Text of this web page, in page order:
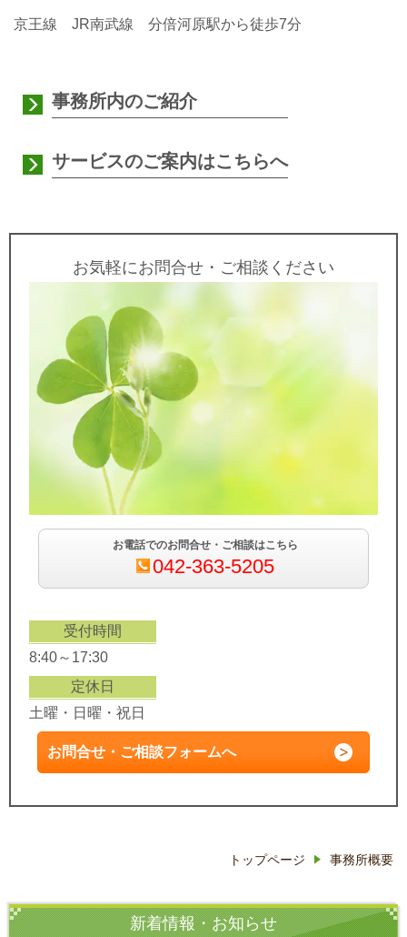
京王線 JR南武線 分倍河原駅から徒歩7分
事務所内のご紹介
サービスのご案内はこちらへ
お気軽にお問合せ・ご相談ください
お電話でのお問合せ・ご相談はこちら
042-363-5205
受付時間
8:40～17:30
定休日
土曜・日曜・祝日
お問合せ・ご相談フォームへ
トップページ 事務所概要
新着情報・お知らせ